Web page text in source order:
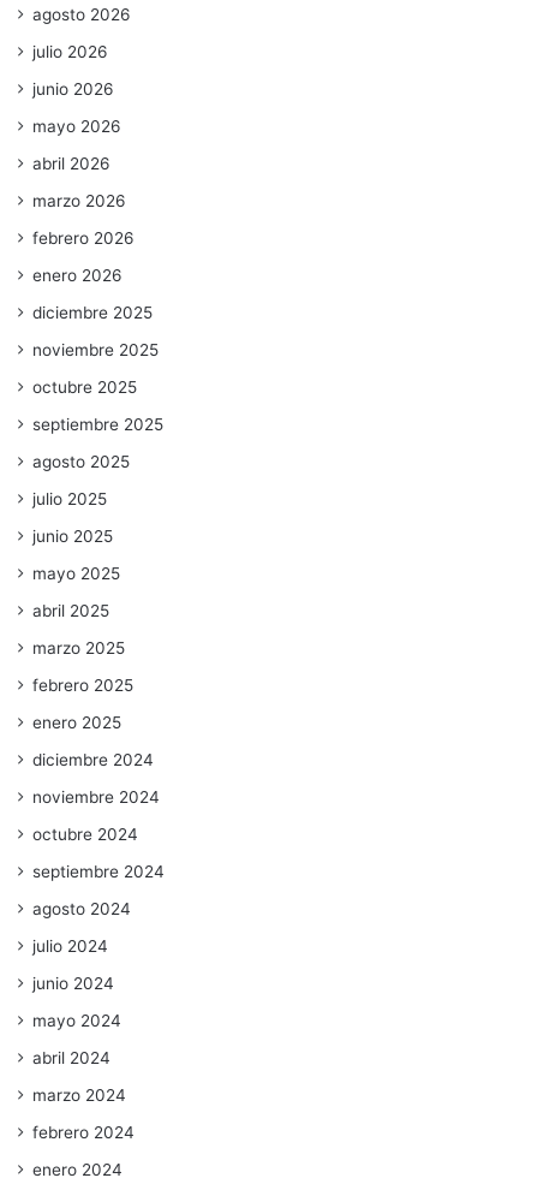
agosto 2026
julio 2026
junio 2026
mayo 2026
abril 2026
marzo 2026
febrero 2026
enero 2026
diciembre 2025
noviembre 2025
octubre 2025
septiembre 2025
agosto 2025
julio 2025
junio 2025
mayo 2025
abril 2025
marzo 2025
febrero 2025
enero 2025
diciembre 2024
noviembre 2024
octubre 2024
septiembre 2024
agosto 2024
julio 2024
junio 2024
mayo 2024
abril 2024
marzo 2024
febrero 2024
enero 2024